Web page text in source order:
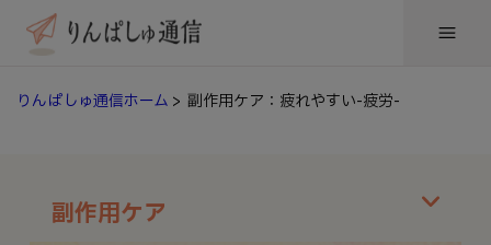
りんぱしゅ通信ホーム > 副作用ケア：疲れやすい-疲労-
副作用ケア